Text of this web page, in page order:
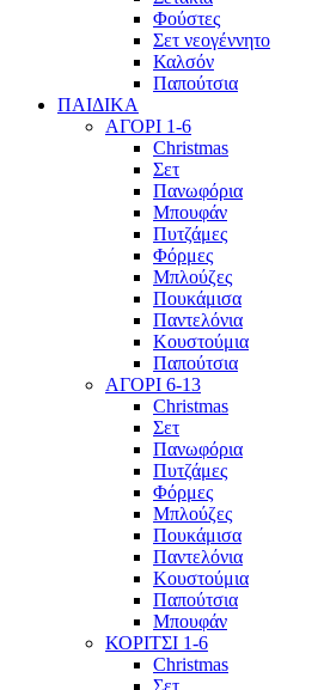
Φούστες
Σετ νεογέννητο
Καλσόν
Παπούτσια
ΠΑΙΔΙΚΑ
ΑΓΟΡΙ 1-6
Christmas
Σετ
Πανωφόρια
Μπουφάν
Πυτζάμες
Φόρμες
Μπλούζες
Πουκάμισα
Παντελόνια
Κουστούμια
Παπούτσια
ΑΓΟΡΙ 6-13
Christmas
Σετ
Πανωφόρια
Πυτζάμες
Φόρμες
Μπλούζες
Πουκάμισα
Παντελόνια
Κουστούμια
Παπούτσια
Μπουφάν
ΚΟΡΙΤΣΙ 1-6
Christmas
Σετ